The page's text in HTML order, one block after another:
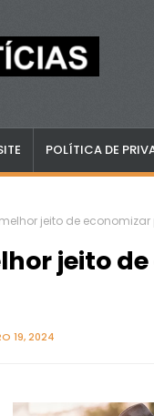
POLÍTICA DE
jeito de
jeito
19, 2024